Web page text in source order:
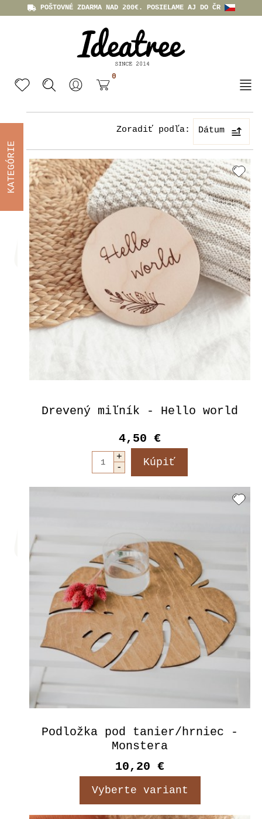
POŠTOVNÉ ZDARMA NAD 200€. POSIELAME AJ DO ČR
0
Zoradiť podľa: Dátum
Drevený miľník - Hello world
4,50 €
Podložka pod tanier/hrniec -
Monstera
10,20 €
Vyberte variant
KATEGÓRIE